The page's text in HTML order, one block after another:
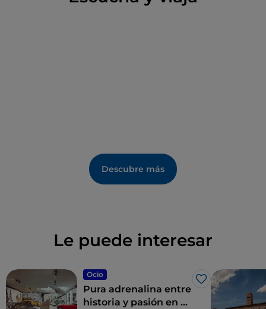
Descubre más
Le puede interesar
Ocio
Me gusta
Pura adrenalina entre
historia y pasión en el